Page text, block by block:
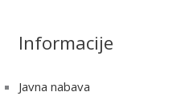
Informacije
Javna nabava